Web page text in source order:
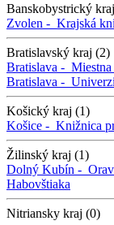
Banskobystrický
Zvolen - Krajská
Bratislavský kraj (2)
Bratislava -
Bratislava -
Košický kraj (1)
Košice - Knižnica
Žilinský kraj (1)
Dolný Kubín -
Habovštiaka
Nitriansky kraj (0)